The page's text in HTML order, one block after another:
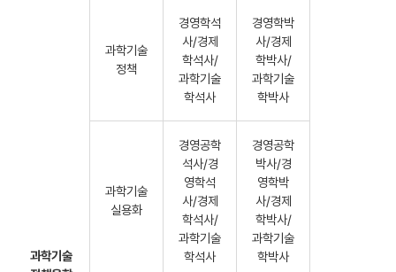
과학기술
과학기술
정책
경영학석
사/경제
학석사/
과학기술
학석사
경영학박
사/경제
학박사/
과학기술
학박사
과학기술
실용화
경영공학
석사/경
영학석
사/경제
학석사/
과학기술
학석사
경영공학
박사/경
영학박
사/경제
학박사/
과학기술
학박사